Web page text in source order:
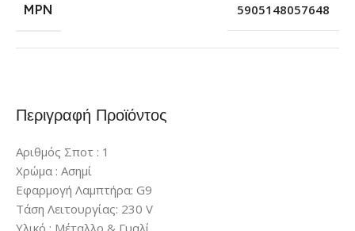
Περιγραφή Προϊόντος
Αριθμός Σποτ : 1
Χρώμα : Ασημί
Εφαρμογή Λαμπτήρα: G9
Τάση Λειτουργίας: 230 V
Υλικό : Mέταλλο & Γυαλί
MPN 5905148057648